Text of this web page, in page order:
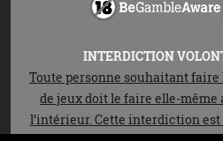
INTERDICTION
Toute personne souhaitant faire
de jeux doit le faire elle-même
l’intérieur. Cette interdiction est